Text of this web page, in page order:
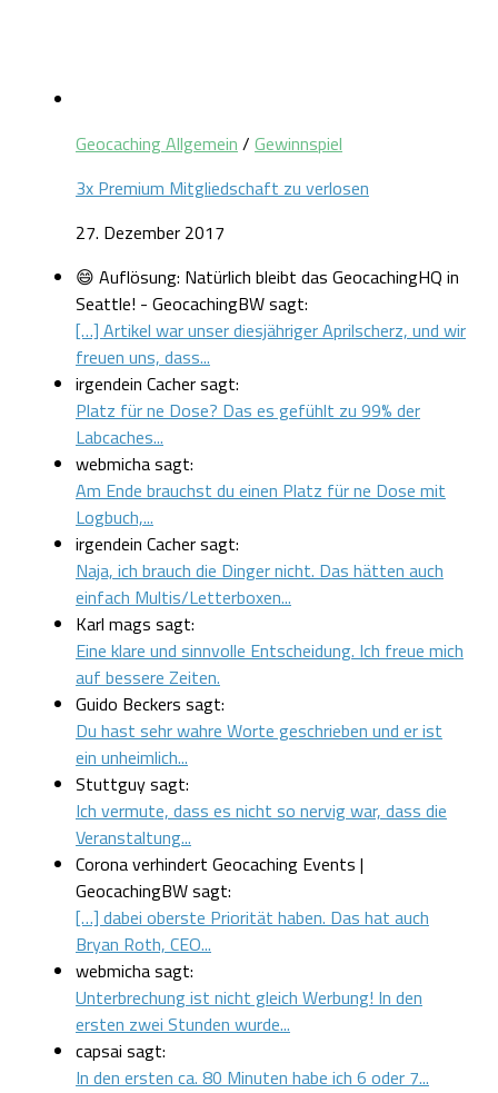
Geocaching Allgemein / Gewinnspiel
3x Premium Mitgliedschaft zu verlosen
27. Dezember 2017
😄 Auflösung: Natürlich bleibt das GeocachingHQ in
Seattle! - GeocachingBW sagt:
[…] Artikel war unser diesjähriger Aprilscherz, und wir
freuen uns, dass...
irgendein Cacher sagt:
Platz für ne Dose? Das es gefühlt zu 99% der
Labcaches...
webmicha sagt:
Am Ende brauchst du einen Platz für ne Dose mit
Logbuch,...
irgendein Cacher sagt:
Naja, ich brauch die Dinger nicht. Das hätten auch
einfach Multis/Letterboxen...
Karl mags sagt:
Eine klare und sinnvolle Entscheidung. Ich freue mich
auf bessere Zeiten.
Guido Beckers sagt:
Du hast sehr wahre Worte geschrieben und er ist
ein unheimlich...
Stuttguy sagt:
Ich vermute, dass es nicht so nervig war, dass die
Veranstaltung...
Corona verhindert Geocaching Events |
GeocachingBW sagt:
[…] dabei oberste Priorität haben. Das hat auch
Bryan Roth, CEO...
webmicha sagt:
Unterbrechung ist nicht gleich Werbung! In den
ersten zwei Stunden wurde...
capsai sagt:
In den ersten ca. 80 Minuten habe ich 6 oder 7...